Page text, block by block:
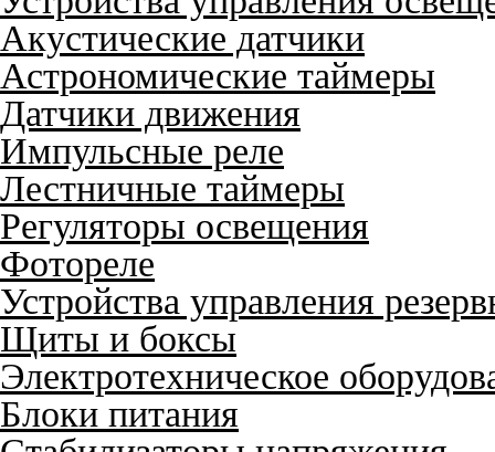
Акустические датчики
Астрономические таймеры
Датчики движения
Импульсные реле
Лестничные таймеры
Регуляторы освещения
Фотореле
Устройства управления
Щиты и боксы
Электротехническое
Блоки питания